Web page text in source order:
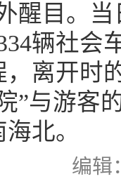
醒目。
辆社会
离开时
”与游客
北。
编辑